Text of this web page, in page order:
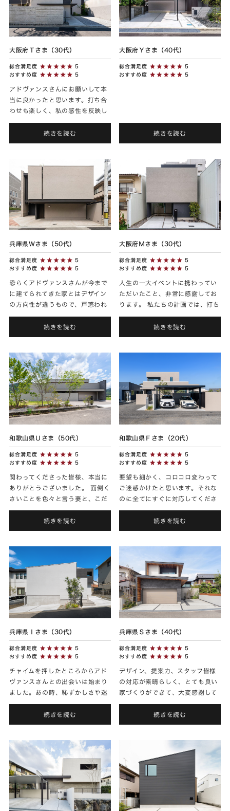
大阪府Ｔさま（30代）
総合満足度
5
おすすめ度
5
アドヴァンスさんにお願いして本
当に良かったと思います。打ち合
わせも楽しく、私の感性を反映し
たアートのような世界中で唯一無
二の家ができたと思います。アフ
ターメンテナンスでも細かい補
続きを読む
大阪府Ｙさま（40代）
総合満足度
5
おすすめ度
5
続きを読む
兵庫県Ｗさま（50代）
総合満足度
5
おすすめ度
5
恐らくアドヴァンスさんが今まで
に建てられてきた家とはデザイン
の方向性が違うもので、戸惑われ
る部分もあったかもしれません。
ですが、僕たちのイメージを否定
することなく、より良いものへ
続きを読む
大阪府Ｍさま（30代）
総合満足度
5
おすすめ度
5
人生の一大イベントに携わってい
ただいたこと、非常に感謝してお
ります。 私たちの計画では、打ち
合わせ〜竣工までタイトなスケジ
ュールの依頼となってしまいまし
た。その中で、完成に向けて...
続きを読む
和歌山県Ｕさま（50代）
総合満足度
5
おすすめ度
5
関わってくださった皆様、本当に
ありがとうございました。 面倒く
さいことを色々と言う妻と、こだ
わりのある夫と、その夫婦での意
見の対立をいなすのと、ガサガサ
する子どものお相手は本当に...
続きを読む
和歌山県Ｆさま（20代）
総合満足度
5
おすすめ度
5
要望も細かく、コロコロ変わって
ご迷惑かけたと思います。それな
のに全てにすぐに対応してくださ
り、とても感謝しています。 一つ
ひとつの提案もきちんと好みなど
汲み取ってくれていると感じ...
続きを読む
兵庫県Ｉさま（30代）
総合満足度
5
おすすめ度
5
チャイムを押したところからアド
ヴァンスさんとの出会いは始まり
ました。あの時、恥ずかしさや迷
いがあったのですが、勇気を出し
て本当に良かったなと思っていま
す。細かいこだわりが多くて、
続きを読む
兵庫県Ｓさま（40代）
総合満足度
5
おすすめ度
5
デザイン、提案力、スタッフ皆様
の対応が素晴らしく、とても良い
家づくりができて、大変感謝して
おります。今後の益々の発展をお
祈りしております。
続きを読む